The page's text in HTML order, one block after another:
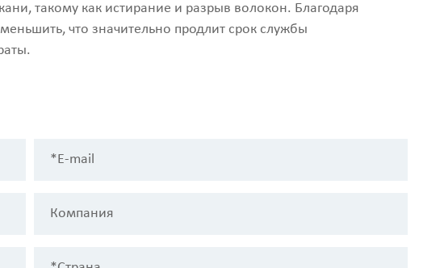
такому как истирание и разрыв волокон. Благодаря
что значительно продлит срок службы